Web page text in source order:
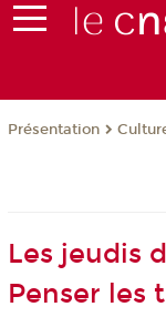
Présentation
Les jeudis
Penser les